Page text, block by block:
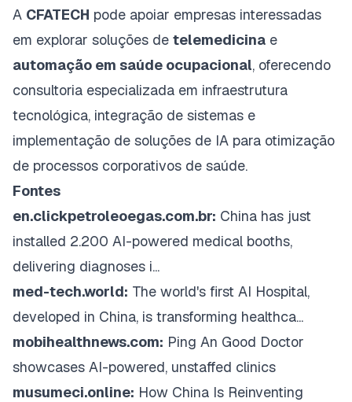
A CFATECH pode apoiar empresas interessadas
em explorar soluções de telemedicina e
automação em saúde ocupacional, oferecendo
consultoria especializada em infraestrutura
tecnológica, integração de sistemas e
implementação de soluções de IA para otimização
de processos corporativos de saúde.
Fontes
en.clickpetroleoegas.com.br: China has just
installed 2.200 AI-powered medical booths,
delivering diagnoses i...
med-tech.world: The world's first AI Hospital,
developed in China, is transforming healthca...
mobihealthnews.com: Ping An Good Doctor
showcases AI-powered, unstaffed clinics
musumeci.online: How China Is Reinventing